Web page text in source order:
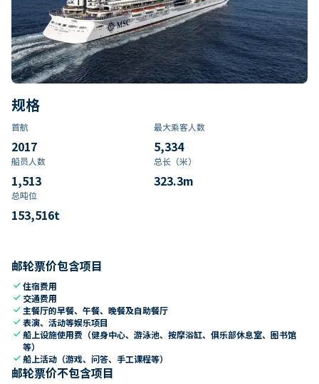
规格
首航
2017
最大乘客人数
5,334
船员人数
1,513
总长（米）
323.3m
总吨位
153,516t
邮轮票价包含项目
check住宿费用
check 交通费用
check 主餐厅的早餐、午餐、晚餐及自助餐厅
check表演、活动等娱乐项目
check船上设施使用费（健身中心、游泳池、按摩浴缸、俱乐部休息室、图书馆
等）
check船上活动（游戏、问答、手工课程等）
邮轮票价不包含项目